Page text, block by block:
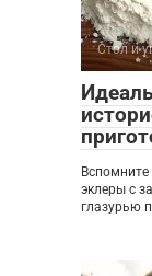
Стол и
эклеры с
глазурью